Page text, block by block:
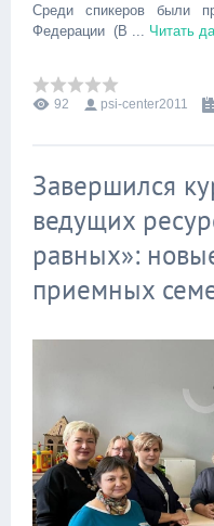
Среди спикеров были
Федерации (В ... Читать
92 psi-center2011
Завершился
ведущих
равных»:
приемных